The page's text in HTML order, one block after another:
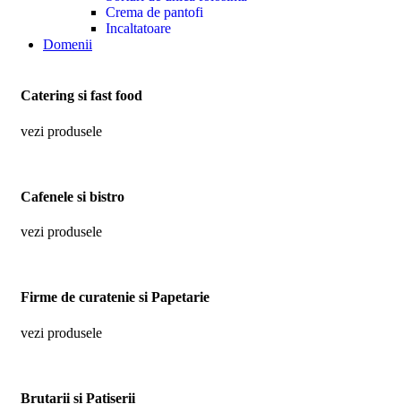
Crema de pantofi
Incaltatoare
Domenii
Catering si fast food
vezi produsele
Cafenele si bistro
vezi produsele
Firme de curatenie si Papetarie
vezi produsele
Brutarii si Patiserii